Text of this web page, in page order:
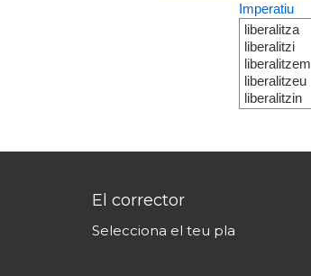
Imperatiu
liberalitza
liberalitzi
liberalitzem
liberalitzeu
liberalitzin
El corrector
Selecciona el teu pla